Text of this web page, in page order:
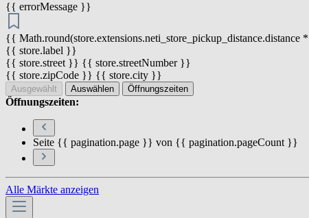
{{ errorMessage }}
{{
{{ store.label }}
{{ store.street }} {{ store.streetNumber }}
{{ store.zipCode }} {{ store.city }}
Ausgewählt Auswählen Öffnungszeiten
Öffnungszeiten:
Seite {{ pagination.page }} von {{ pagination.pageCount }}
Alle Märkte anzeigen